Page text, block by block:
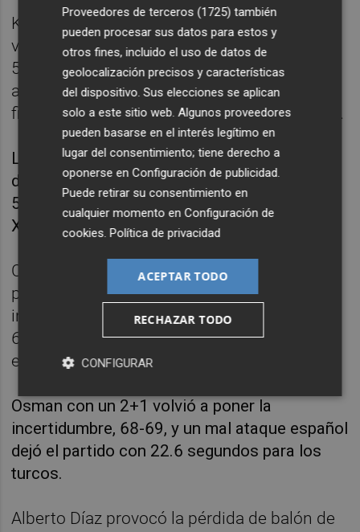
Korkmaz y Sengun, por partida doble,
volvieron a poner por delante a Turquía, 57-
56 (m.32) después de algunos malos
ataques de los nacionales que significaron
finalmente un 9-0 de parcial de salida, 59-56.
La vuelta de Willy a pista serenó los ánimos
del equipo y propició la vuelta a la igualdad,
59-59 (m.34), en el marcador, que deshizo
Xabi López-Arostegui con un triple, 59-62.
Con 2 minutos por delante, el 65-66
prometió emociones fuertes y un final de
infarto. Una técnica a Korkmaz significó el
65-67 y un palmeo de López-Arostegui puso
el 65-69 ya en el último minuto.
Osman con un 2+1 volvió a poner la
incertidumbre, 68-69, y un mal ataque español
dejó el partido con 22.6 segundos para los
turcos.
Alberto Díaz provocó la pérdida de balón de
Proveedores de terceros (1725) también
pueden procesar sus datos para estos y
otros fines, incluido el uso de datos de
geolocalización precisos y características
del dispositivo. Sus elecciones se aplican
solo a este sitio web. Algunos proveedores
pueden basarse en el interés legítimo en
lugar del consentimiento; tiene derecho a
oponerse enConfiguración de publicidad
Puede retirar su consentimiento en
cualquier momento enConfiguración de
cookies .Política de privacidad
ACEPTAR TODO
RECHAZAR TODO
CONFIGURAR